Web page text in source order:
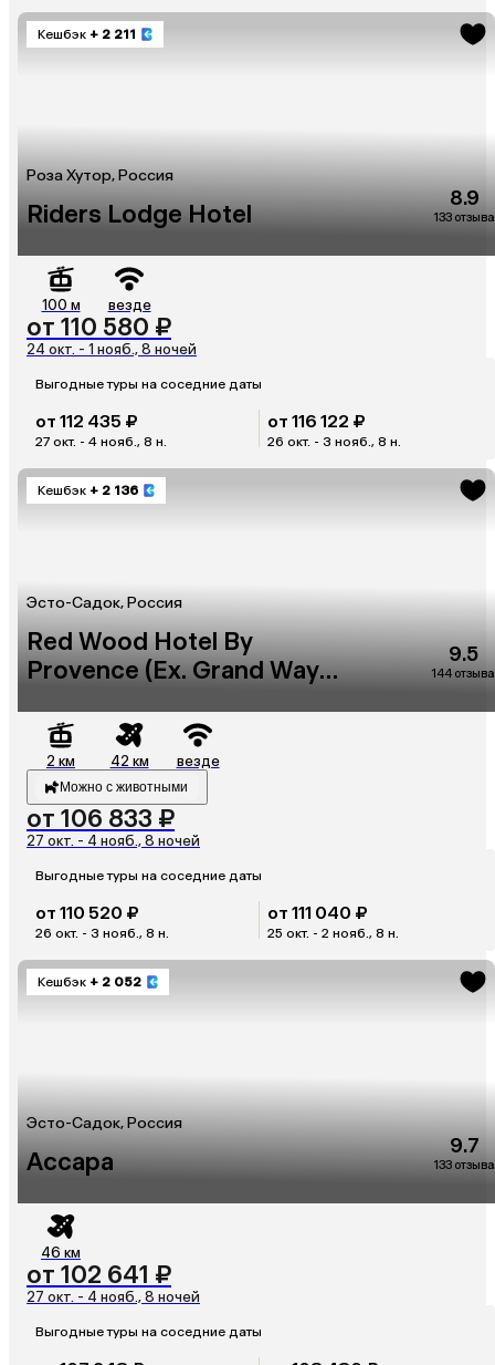
Кешбэк + 2 211
Роза Хутор, Россия
Riders Lodge Hotel
8.9
133 отзыва
100 м везде
от 110 580 ₽
24 окт. - 1 нояб., 8 ночей
Выгодные туры на соседние даты
от 112 435 ₽
27 окт. - 4 нояб., 8 н.
от 116 122 ₽
26 окт. - 3 нояб., 8 н.
Кешбэк + 2 136
Эсто-Садок, Россия
Red Wood Hotel By
Provence (Ex. Grand Way
9.5
144 отзыва
2 км 42 км везде
Можно с животными
от 106 833 ₽
27 окт. - 4 нояб., 8 ночей
Выгодные туры на соседние даты
от 110 520 ₽
26 окт. - 3 нояб., 8 н.
от 111 040 ₽
25 окт. - 2 нояб., 8 н.
Кешбэк + 2 052
Эсто-Садок, Россия
Ассара
9.7
133 отзыва
46 км
от 102 641 ₽
27 окт. - 4 нояб., 8 ночей
Выгодные туры на соседние даты